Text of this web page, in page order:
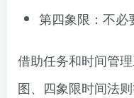
第四象限：不必
借助任务和时间管
图、四象限时间法